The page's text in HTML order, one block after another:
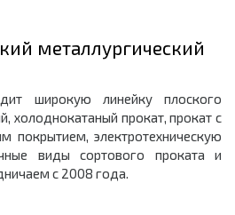
металлургический
широкую линейку плоского
холоднокатаный прокат, прокат с
покрытием, электротехническую
виды сортового проката и
с 2008 года.